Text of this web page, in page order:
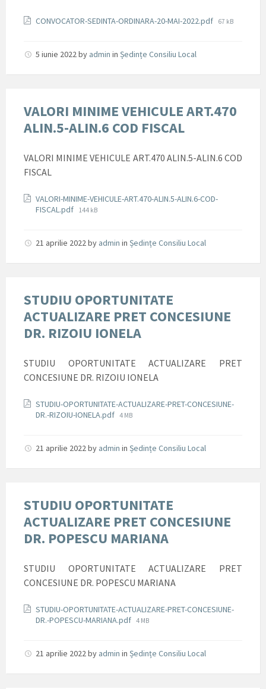
Documente
CONVOCATOR-SEDINTA-ORDINARA-20-MAI-2022.pdf File
67 kB
5 iunie 2022by admin in Ședințe Consiliu Local
VALORI MINIME VEHICULE ART.470
ALIN.5-ALIN.6 COD FISCAL
VALORI MINIME VEHICULE ART.470 ALIN.5-ALIN.6 COD
FISCAL
Documente
VALORI-MINIME-VEHICULE-ART.470-ALIN.5-ALIN.6-COD-
FISCAL.pdf File
144 kB
21 aprilie 2022by admin in Ședințe Consiliu Local
STUDIU OPORTUNITATE
ACTUALIZARE PRET CONCESIUNE
DR. RIZOIU IONELA
STUDIU OPORTUNITATE ACTUALIZARE PRET
CONCESIUNE DR. RIZOIU IONELA
Documente
STUDIU-OPORTUNITATE-ACTUALIZARE-PRET-CONCESIUNE-
DR.-RIZOIU-IONELA.pdf File
4 MB
21 aprilie 2022by admin in Ședințe Consiliu Local
STUDIU OPORTUNITATE
ACTUALIZARE PRET CONCESIUNE
DR. POPESCU MARIANA
STUDIU OPORTUNITATE ACTUALIZARE PRET
CONCESIUNE DR. POPESCU MARIANA
Documente
STUDIU-OPORTUNITATE-ACTUALIZARE-PRET-CONCESIUNE-
DR.-POPESCU-MARIANA.pdf File
4 MB
21 aprilie 2022by admin in Ședințe Consiliu Local